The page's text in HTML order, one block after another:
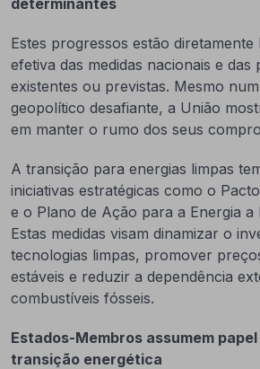
determinantes
Estes progressos estão diretamente
efetiva das medidas nacionais e das
existentes ou previstas. Mesmo
geopolítico desafiante, a União
em manter o rumo dos seus
A transição para energias limpas
iniciativas estratégicas como o
e o Plano de Ação para a Energia a
Estas medidas visam dinamizar o
tecnologias limpas, promover
estáveis e reduzir a dependência
combustíveis fósseis.
Estados-Membros assumem
transição energética